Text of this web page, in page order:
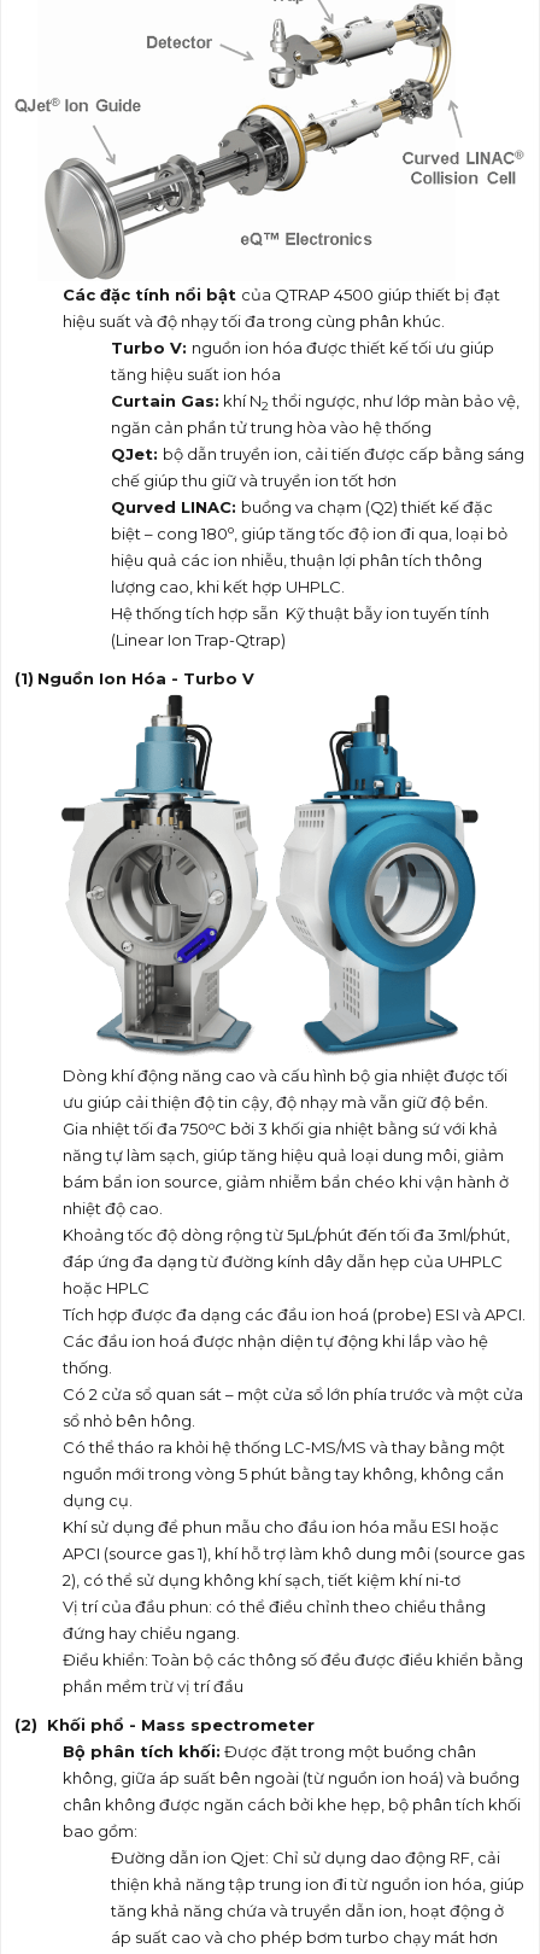
Các đặc tính nổi bật của QTRAP 4500 giúp thiết bị đạt
hiệu suất và độ nhạy tối đa trong cùng phân khúc.
Turbo V: nguồn ion hóa được thiết kế tối ưu giúp
tăng hiệu suất ion hóa
Curtain Gas: khí N2 thổi ngược, như lớp màn bảo vệ,
ngăn cản phần tử trung hòa vào hệ thống
QJet: bộ dẫn truyền ion, cải tiến được cấp bằng sáng
chế giúp thu giữ và truyền ion tốt hơn
Qurved LINAC: buồng va chạm (Q2) thiết kế đặc
biệt – cong 180o, giúp tăng tốc độ ion đi qua, loại bỏ
hiệu quả các ion nhiễu, thuận lợi phân tích thông
lượng cao, khi kết hợp UHPLC.
Hệ thống tích hợp sẵn Kỹ thuật bẫy ion tuyến tính
(Linear Ion Trap-Qtrap)
(1) Nguồn Ion Hóa - Turbo V
Dòng khí động năng cao và cấu hình bộ gia nhiệt được tối
ưu giúp cải thiện độ tin cậy, độ nhạy mà vẫn giữ độ bền.
Gia nhiệt tối đa 750oC bởi 3 khối gia nhiệt bằng sứ với khả
năng tự làm sạch, giúp tăng hiệu quả loại dung môi, giảm
bám bẩn ion source, giảm nhiễm bẩn chéo khi vận hành ở
nhiệt độ cao.
Khoảng tốc độ dòng rộng từ 5µL/phút đến tối đa 3ml/phút,
đáp ứng đa dạng từ đường kính dây dẫn hẹp của UHPLC
hoặc HPLC
Tích hợp được đa dạng các đầu ion hoá (probe) ESI và APCI.
Các đầu ion hoá được nhận diện tự động khi lắp vào hệ
thống.
Có 2 cửa sổ quan sát – một cửa sổ lớn phía trước và một cửa
sổ nhỏ bên hông.
Có thể tháo ra khỏi hệ thống LC-MS/MS và thay bằng một
nguồn mới trong vòng 5 phút bằng tay không, không cần
dụng cụ.
Khí sử dụng để phun mẫu cho đầu ion hóa mẫu ESI hoặc
APCI (source gas 1), khí hỗ trợ làm khô dung môi (source gas
2), có thể sử dụng không khí sạch, tiết kiệm khí ni-tơ
Vị trí của đầu phun: có thể điều chỉnh theo chiều thẳng
đứng hay chiều ngang.
Điều khiển: Toàn bộ các thông số đều được điều khiển bằng
phần mềm trừ vị trí đầu
(2) Khối phổ - Mass spectrometer
Bộ phân tích khối: Được đặt trong một buồng chân
không, giữa áp suất bên ngoài (từ nguồn ion hoá) và buồng
chân không được ngăn cách bởi khe hẹp, bộ phân tích khối
bao gồm:
Đường dẫn ion Qjet: Chỉ sử dụng dao động RF, cải
thiện khả năng tập trung ion đi từ nguồn ion hóa, giúp
tăng khả năng chứa và truyền dẫn ion, hoạt động ở
áp suất cao và cho phép bơm turbo chạy mát hơn